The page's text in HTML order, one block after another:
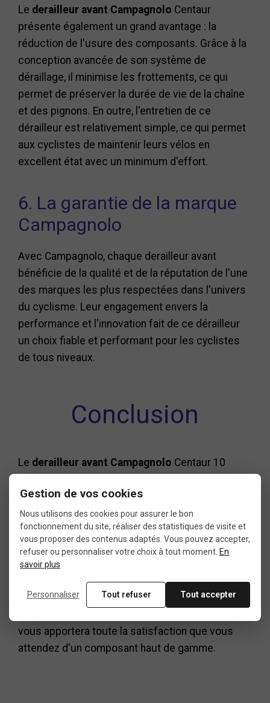
Le derailleur avant Campagnolo Centaur
présente également un grand avantage : la
réduction de l'usure des composants. Grâce à la
conception avancée de son système de
déraillage, il minimise les frottements, ce qui
permet de préserver la durée de vie de la chaîne
et des pignons. En outre, l'entretien de ce
dérailleur est relativement simple, ce qui permet
aux cyclistes de maintenir leurs vélos en
excellent état avec un minimum d'effort.
6. La garantie de la marque
Campagnolo
Avec Campagnolo, chaque derailleur avant
bénéficie de la qualité et de la réputation de l'une
des marques les plus respectées dans l'univers
du cyclisme. Leur engagement envers la
performance et l'innovation fait de ce dérailleur
un choix fiable et performant pour les cyclistes
de tous niveaux.
Conclusion
Le derailleur avant Campagnolo Centaur 10
cyclistes de route en quête d'un dérailleur à la
fois léger, solide et précis. Ses caractéristiques
de conception avancée, sa compatibilité avec les
transmissions 10 vitesses, et sa durabilité en
font un choix optimal pour tous ceux qui
recherchent la performance sans compromis. Si
vous cherchez à améliorer l'efficacité de votre
vous apportera toute la satisfaction que vous
attendez d'un composant haut de gamme.
Gestion de vos cookies
Nous utilisons des cookies pour assurer le bon
fonctionnement du site, réaliser des statistiques de visite et
vous proposer des contenus adaptés. Vous pouvez accepter,
refuser ou personnaliser votre choix à tout moment. En
savoir plus
Personnaliser Tout refuser Tout accepter